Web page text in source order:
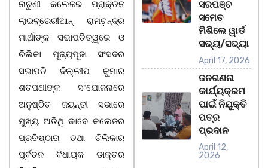
ନାଚୁଣୀ କଲେଜର ପ୍ରାକ୍ତନ
ଲାଇବ୍ରେରୀଆନ୍ ରାମଚ଼ନ୍ଦ୍ର
ମାର୍ଥାଙ୍କ ସଭାପତିତ୍ୱରେ ଓ
ଚିଲିକା ପୂଜ୍ୟପୂଜା ସଂସଦର
ସଭାପତି ଦିଲ୍ଲୀପ କୁମାର
ଶତପଥୀଙ୍କ ସଂଯୋଜନାରେ
ଅନୁଷ୍ଠିତ ଜୟନ୍ତୀ ସଭାରେ
ମୁଖ୍ୟ ଅତିଥି ଭାବେ କଲେଜର
ପ୍ରତିଷ୍ଠାତା ତଥା ଚିଲିକାର
ପୂର୍ବତନ ବିଧାୟକ ଡାକ୍ତର
ସରପଞ୍ଚ
ସମେତ
ମିଶିଲେ ୱାର୍ଡ
ସଭ୍ୟ/ସଭ୍ୟା
April 17, 2026
ଜନଗଣନା
କାର୍ଯ୍ୟକ୍ରମ
ପାଇଁ ନିଯୁକ୍ତି
ପତ୍ର
ପ୍ରଦାନ
April 12,
2026